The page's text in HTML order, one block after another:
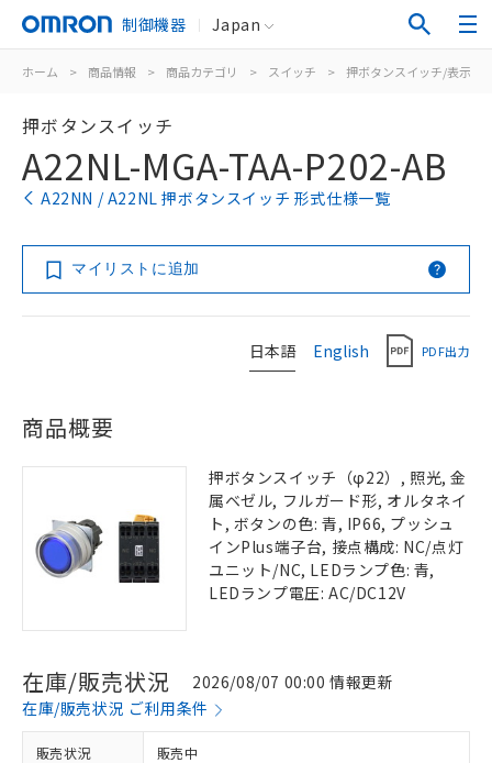
制御機器 Japan
ホーム > 商品情報 > 商品カテゴリ > スイッチ > 押ボタンスイッチ/表示灯
押ボタンスイッチ
A22NL-MGA-TAA-P202-AB
A22NN / A22NL 押ボタンスイッチ 形式仕様一覧
マイリストに追加
日本語 English PDF出力
商品概要
押ボタンスイッチ（φ22）, 照光, 金
属ベゼル, フルガード形, オルタネイ
ト, ボタンの色: 青, IP66, プッシュ
インPlus端子台, 接点構成: NC/点灯
ユニット/NC, LEDランプ色: 青,
LEDランプ電圧: AC/DC12V
在庫/販売状況
2026/08/07 00:00 情報更新
在庫/販売状況 ご利用条件
販売状況 販売中